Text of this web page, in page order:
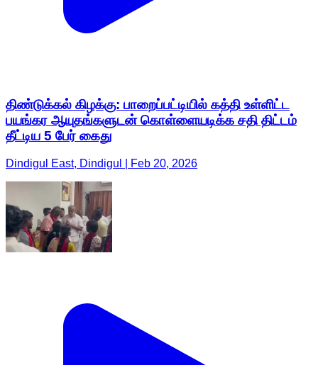
திண்டுக்கல் கிழக்கு: பாறைப்பட்டியில் கத்தி உள்ளிட்ட
பயங்கர ஆயுதங்களுடன் கொள்ளையடிக்க சதி திட்டம்
தீட்டிய 5 பேர் கைது
Dindigul East, Dindigul | Feb 20, 2026